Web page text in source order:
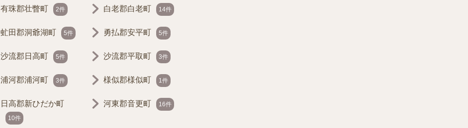
有珠郡壮瞥町 2件 白老郡白老町 14件
虻田郡洞爺湖町 5件 勇払郡安平町 5件
沙流郡日高町 5件 沙流郡平取町 3件
浦河郡浦河町 3件 様似郡様似町 1件
日高郡新ひだか町
10件
河東郡音更町 16件